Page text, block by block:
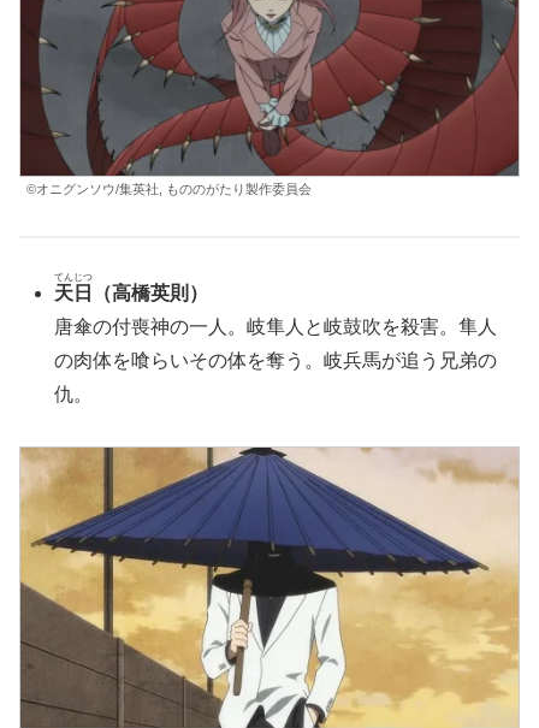
©オニグンソウ/集英社, もののがたり製作委員会
天日
てんじつ
（高橋英則）
唐傘の付喪神の一人。岐隼人と岐鼓吹を殺害。隼人
の肉体を喰らいその体を奪う。岐兵馬が追う兄弟の
仇。